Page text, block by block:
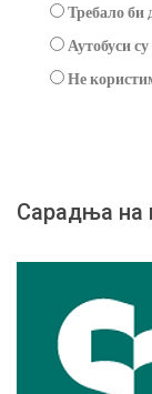
Требало би
Аутобуси
Не
Сарадња на